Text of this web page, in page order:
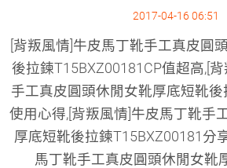
2017-04-16 06:51
[背叛風情]牛皮馬丁靴手工真皮圓
後拉鍊T15BXZ00181CP值超高,[
手工真皮圓頭休閒女靴厚底短靴後
使用心得,[背叛風情]牛皮馬丁靴手
厚底短靴後拉鍊T15BXZ00181分
馬丁靴手工真皮圓頭休閒女靴